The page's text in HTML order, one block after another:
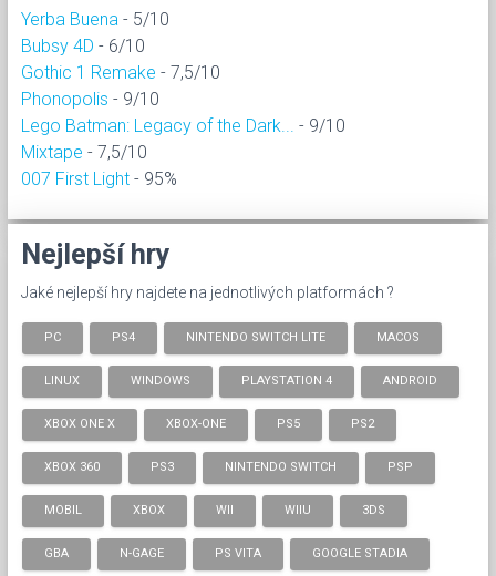
Yerba Buena - 5/10
Bubsy 4D - 6/10
Gothic 1 Remake - 7,5/10
Phonopolis - 9/10
Lego Batman: Legacy of the Dark...
- 9/10
Mixtape - 7,5/10
007 First Light - 95%
Nejlepší hry
Jaké nejlepší hry najdete na jednotlivých platformách ?
PC PS4 NINTENDO SWITCH LITE MACOS
LINUX WINDOWS PLAYSTATION 4 ANDROID
XBOX ONE X XBOX-ONE PS5 PS2
XBOX 360 PS3 NINTENDO SWITCH PSP
MOBIL XBOX WII WIIU 3DS
GBA N-GAGE PS VITA GOOGLE STADIA